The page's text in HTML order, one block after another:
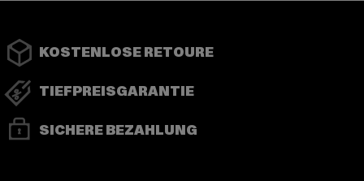
KOSTENLOSE RETOURE
TIEFPREISGARANTIE
SICHERE BEZAHLUNG